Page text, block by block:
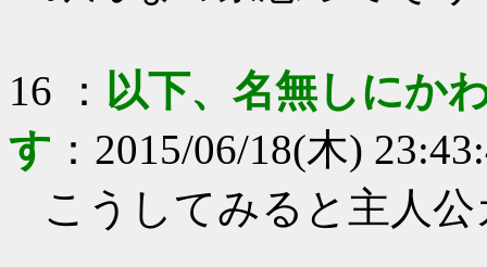
16 ： 以下、名無しにか
す ： 2015/06/18(木)
こうしてみると主人